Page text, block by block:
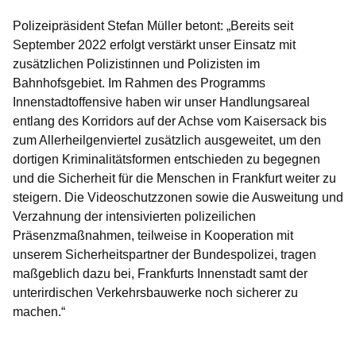
Polizeipräsident Stefan Müller betont: „Bereits seit
September 2022 erfolgt verstärkt unser Einsatz mit
zusätzlichen Polizistinnen und Polizisten im
Bahnhofsgebiet. Im Rahmen des Programms
Innenstadtoffensive haben wir unser Handlungsareal
entlang des Korridors auf der Achse vom Kaisersack bis
zum Allerheilgenviertel zusätzlich ausgeweitet, um den
dortigen Kriminalitätsformen entschieden zu begegnen
und die Sicherheit für die Menschen in Frankfurt weiter zu
steigern. Die Videoschutzzonen sowie die Ausweitung und
Verzahnung der intensivierten polizeilichen
Präsenzmaßnahmen, teilweise in Kooperation mit
unserem Sicherheitspartner der Bundespolizei, tragen
maßgeblich dazu bei, Frankfurts Innenstadt samt der
unterirdischen Verkehrsbauwerke noch sicherer zu
machen.“